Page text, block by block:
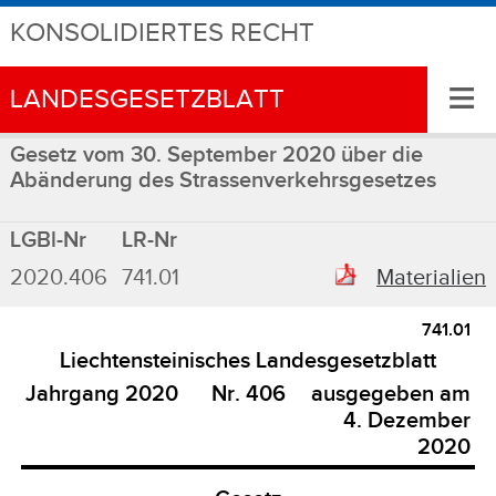
KONSOLIDIERTES RECHT
LANDESGESETZBLATT ≡
Gesetz vom 30. September 2020 über die
Abänderung des Strassenverkehrsgesetzes
LGBl-Nr
LR-Nr
2020.406 741.01 Materialien